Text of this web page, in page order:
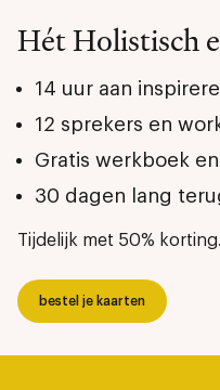
Hét Holistisch
14 uur aan
12 sprekers en
Gratis werkboek
30 dagen lang
Tijdelijk met 50% korting.
bestel je kaarten